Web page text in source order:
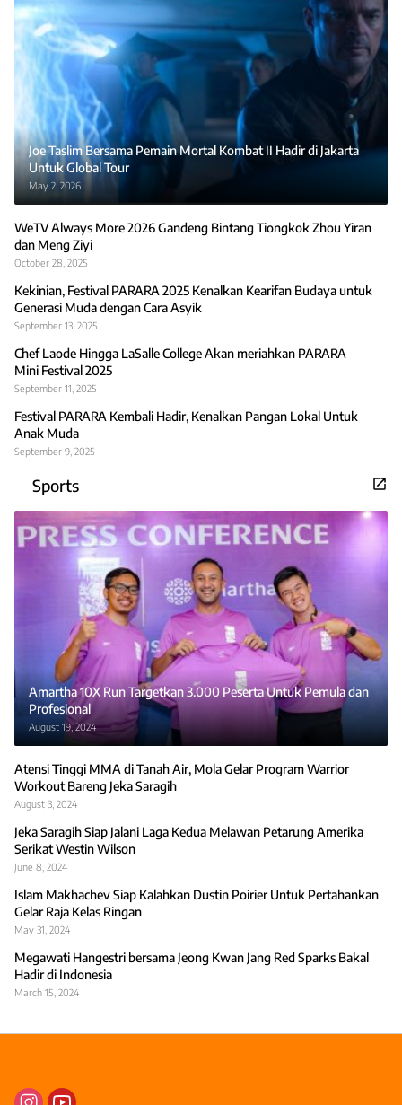
Joe Taslim Bersama Pemain Mortal Kombat II Hadir di Jakarta
Untuk Global Tour
May 2, 2026
WeTV Always More 2026 Gandeng Bintang Tiongkok Zhou Yiran
dan Meng Ziyi
October 28, 2025
Kekinian, Festival PARARA 2025 Kenalkan Kearifan Budaya untuk
Generasi Muda dengan Cara Asyik
September 13, 2025
Chef Laode Hingga LaSalle College Akan meriahkan PARARA
Mini Festival 2025
September 11, 2025
Festival PARARA Kembali Hadir, Kenalkan Pangan Lokal Untuk
Anak Muda
September 9, 2025
Sports
Amartha 10X Run Targetkan 3.000 Peserta Untuk Pemula dan
Profesional
August 19, 2024
Atensi Tinggi MMA di Tanah Air, Mola Gelar Program Warrior
Workout Bareng Jeka Saragih
August 3, 2024
Jeka Saragih Siap Jalani Laga Kedua Melawan Petarung Amerika
Serikat Westin Wilson
June 8, 2024
Islam Makhachev Siap Kalahkan Dustin Poirier Untuk Pertahankan
Gelar Raja Kelas Ringan
May 31, 2024
Megawati Hangestri bersama Jeong Kwan Jang Red Sparks Bakal
Hadir di Indonesia
March 15, 2024